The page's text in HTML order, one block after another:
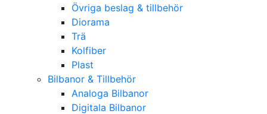
Övriga beslag & tillbehör
Diorama
Trä
Kolfiber
Plast
Bilbanor & Tillbehör
Analoga Bilbanor
Digitala Bilbanor